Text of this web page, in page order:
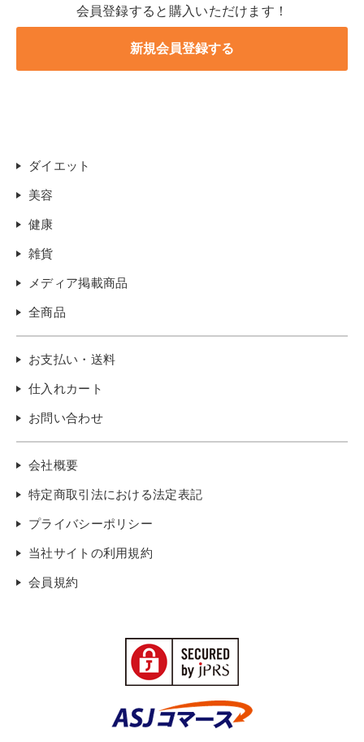
会員登録すると購入いただけます！
ダイエット
美容
健康
雑貨
メディア掲載商品
全商品
お支払い・送料
仕入れカート
お問い合わせ
会社概要
特定商取引法における法定表記
プライバシーポリシー
当社サイトの利用規約
会員規約